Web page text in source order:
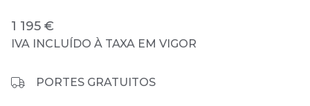
1 195 €
IVA INCLUÍDO À TAXA EM VIGOR
PORTES GRATUITOS